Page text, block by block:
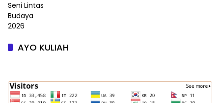
AYO KULIAH